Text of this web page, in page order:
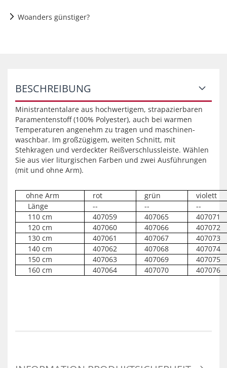
Woanders günstiger?
BESCHREIBUNG
Ministrantentalare aus hochwertigem, strapazierbaren
Paramentenstoff (100% Polyester), auch bei warmen
Temperaturen angenehm zu tragen und maschinen-
waschbar. Im großzügigem, weiten Schnitt, mit
Stehkragen und verdeckter Reißverschlussleiste. Wählen
Sie aus vier liturgischen Farben und zwei Ausführungen
(mit und ohne Arm).
ohne Arm rot grün
violett
Länge
-- --
--
110 cm
407059 407065
407071
120 cm
407060 407066
407072
130 cm
407061 407067
407073
140 cm
407062 407068
407074
150 cm
407063 407069
407075
160 cm
407064 407070 407076